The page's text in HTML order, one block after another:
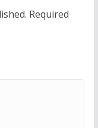
Required